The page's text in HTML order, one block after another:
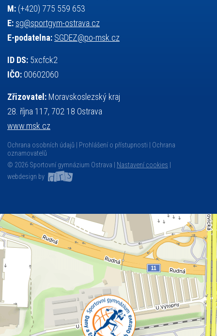
M: (+420) 775 559 653
E: sg@sportgym-ostrava.cz
E-podatelna: SGDEZ@po-msk.cz
ID DS: 5xcfck2
IČO: 00602060
Zřizovatel: Moravskoslezský kraj
28. října 117, 702 18 Ostrava
www.msk.cz
Ochrana osobních údajů Prohlášení o přístupnosti
Ochrana
oznamovatelů
© 2026 Sportovní gymnázium Ostrava |
Nastavení cookies
webdesign by